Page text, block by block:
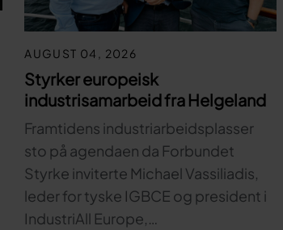
AUGUST 04, 2026
Styrker europeisk
industrisamarbeid fra Helgeland
Framtidens industriarbeidsplasser
sto på agendaen da Forbundet
Styrke inviterte Michael Vassiliadis,
leder for tyske IGBCE og president i
IndustriAll Europe,…